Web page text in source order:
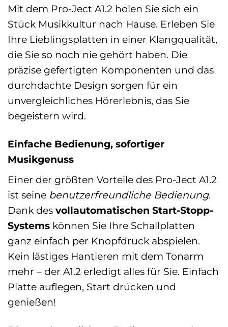
Mit dem Pro-Ject A1.2 holen Sie sich ein
Stück Musikkultur nach Hause. Erleben Sie
Ihre Lieblingsplatten in einer Klangqualität,
die Sie so noch nie gehört haben. Die
präzise gefertigten Komponenten und das
durchdachte Design sorgen für ein
unvergleichliches Hörerlebnis, das Sie
begeistern wird.
Einfache Bedienung, sofortiger
Musikgenuss
Einer der größten Vorteile des Pro-Ject A1.2
ist seine benutzerfreundliche Bedienung.
Dank des vollautomatischen Start-Stopp-
Systems können Sie Ihre Schallplatten
ganz einfach per Knopfdruck abspielen.
Kein lästiges Hantieren mit dem Tonarm
mehr – der A1.2 erledigt alles für Sie. Einfach
Platte auflegen, Start drücken und
genießen!